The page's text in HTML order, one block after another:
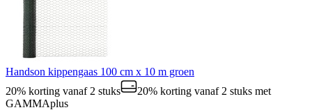
Handson kippengaas 100 cm x 10 m groen
20% korting vanaf 2 stuks
20% korting vanaf 2 stuks met
GAMMAplus